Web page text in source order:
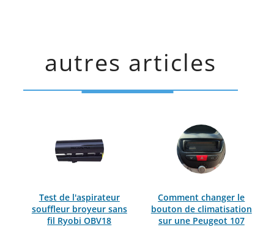
autres articles
Test de l'aspirateur
souffleur broyeur sans
fil Ryobi OBV18
Comment changer le
bouton de climatisation
sur une Peugeot 107